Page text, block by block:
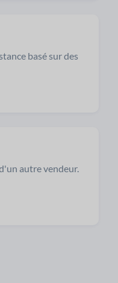
basé sur des
autre vendeur.